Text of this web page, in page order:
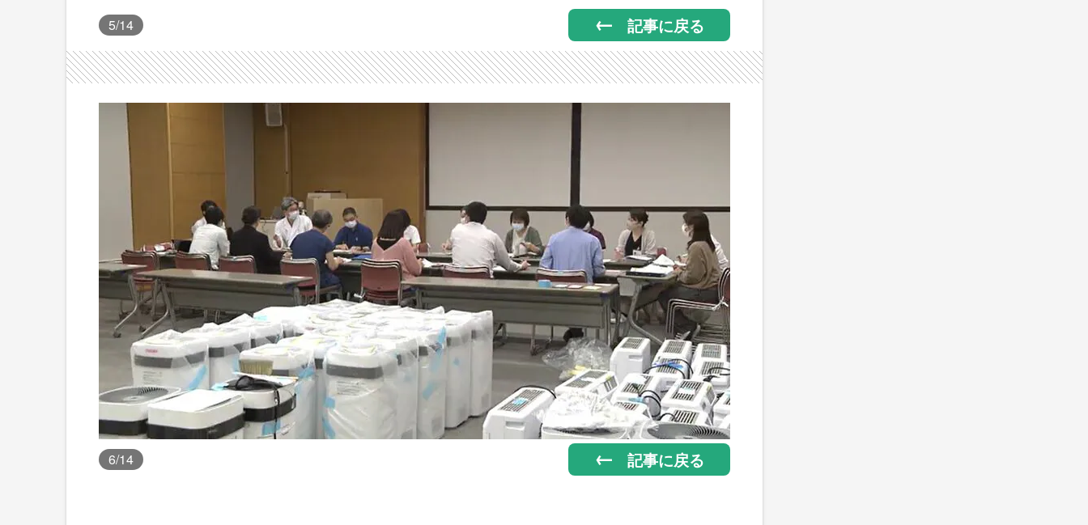
5/14 記事に戻る
6/14 記事に戻る